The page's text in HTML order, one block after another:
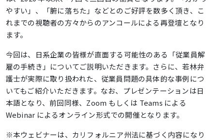
やすい」、「腑に落ちた」などとのご好評を数多く頂き、こ
れまでの視聴者の方々からのアンコールによる再登壇となり
ます。
今回は、日系企業の皆様が直面する可能性のある「従業員解
雇の手続き」についてご説明いただきます。さらに、若林弁
護士が実際に取り扱われた、従業員問題の具体的な事例につ
いてもご紹介いただきます。なお、プレゼンテーションは日
本語となり、前回同様、Zoom もしくは Teams による
Webinar によるオンライン形式での開催となります。
※本ウェビナーは、カリフォルニア州法に基づく内容になり